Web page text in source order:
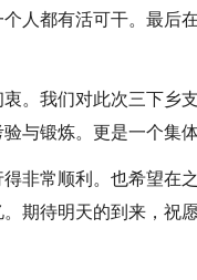
人都有活可干。最后
。我们对此次三下乡
与锻炼。更是一个集
非常顺利。也希望在
期待明天的到来，祝